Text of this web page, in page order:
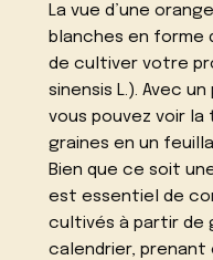
La vue d’une
blanches en forme
de cultiver votre
sinensis L.). Avec
vous pouvez voir
graines en un
Bien que ce soit
est essentiel de
cultivés à partir de
calendrier, prenant